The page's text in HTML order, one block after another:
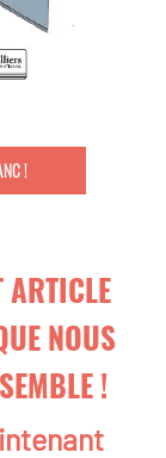
!
ARTICLE
NOUS
!